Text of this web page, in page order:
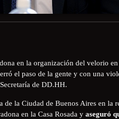
en la organización del velorio
el paso de la gente y con una
de DD.HH.
la Ciudad de Buenos Aires en la
en la Casa Rosada y aseguró